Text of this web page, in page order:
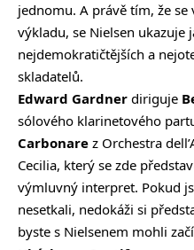
jednomu. A právě tím, že
výkladu, se Nielsen ukazuje
nejdemokratičtějších a
skladatelů.
Edward Gardner diriguje
sólového klarinetového
Carbonare z Orchestra
Cecilia, který se zde
výmluvný interpret. Pokud
nesetkali, nedokáži si
byste s Nielsenem mohli